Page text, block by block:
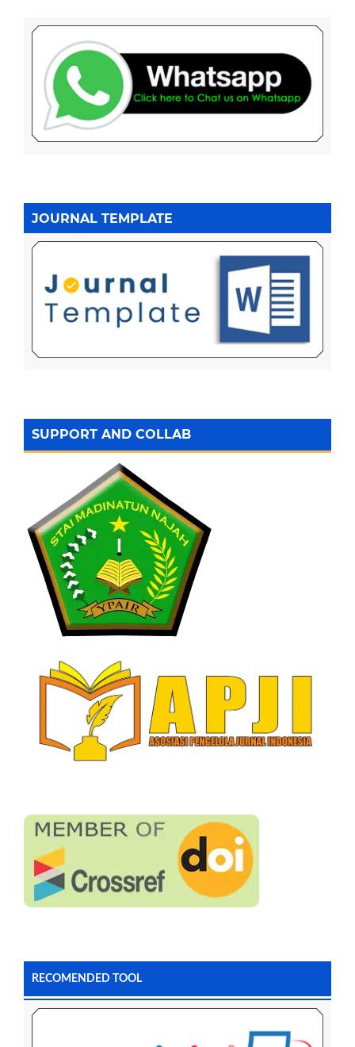
JOURNAL TEMPLATE
SUPPORT AND COLLAB
RECOMENDED TOOL